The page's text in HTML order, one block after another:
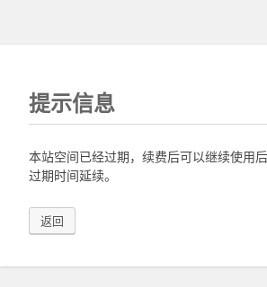
提示信息
本站空间已经过期，续费后可以继续使用
过期时间延续。
返回